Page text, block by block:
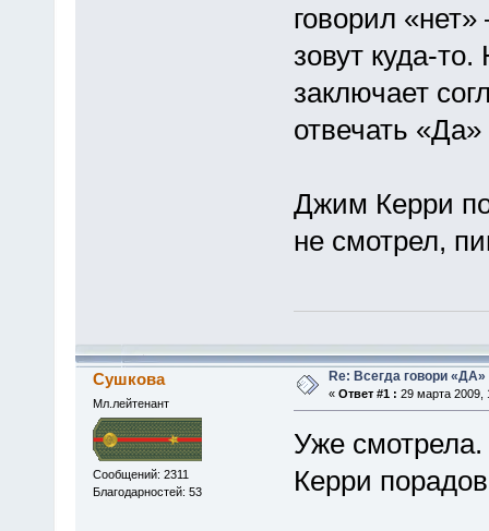
говорил
зовут куда-
заключает
отвечать
Джим Керри
не смотрел,
Сушкова
Мл.лейтенант
Сообщений: 2311
Благодарностей: 53
Re: Всегда говори «ДА»
« Ответ #1 : 29 марта 2009,
Уже
Керри